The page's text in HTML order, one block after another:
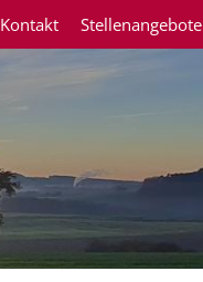
Kontakt Stellenangebote